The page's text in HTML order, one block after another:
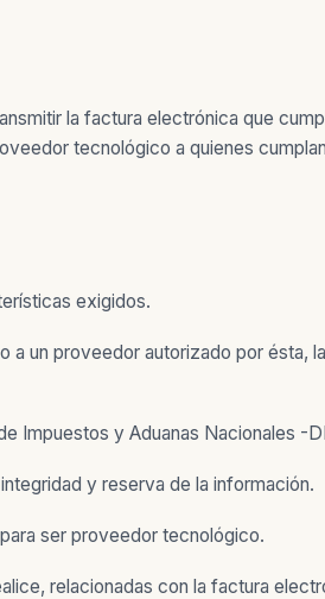
la factura electrónica que
tecnológico a quienes
exigidos.
un proveedor autorizado por ésta,
Impuestos y Aduanas Nacionales -
y reserva de la información.
ser proveedor tecnológico.
relacionadas con la factura